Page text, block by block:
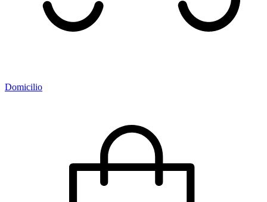
Domicilio